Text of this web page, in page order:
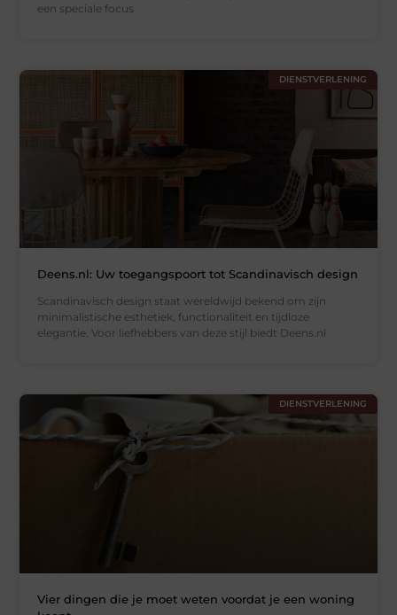
een speciale focus
DIENSTVERLENING
Deens.nl: Uw toegangspoort tot Scandinavisch design
Scandinavisch design staat wereldwijd bekend om zijn
minimalistische esthetiek, functionaliteit en tijdloze
elegantie. Voor liefhebbers van deze stijl biedt Deens.nl
DIENSTVERLENING
Vier dingen die je moet weten voordat je een woning